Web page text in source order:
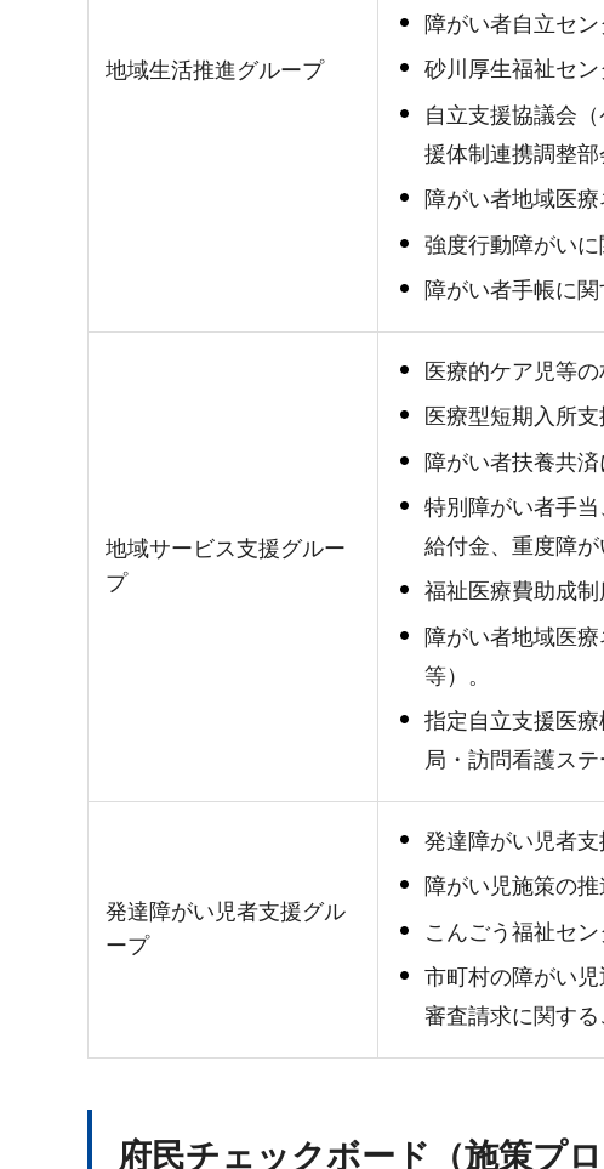
地域生活推進グループ
障がい者自立セン
砂川厚生福祉セン
自立支援協議会
援体制連携調整部
障がい者地域医
強度行動障がいに
障がい者手帳に関
地域サービス支援グルー
プ
医療的ケア児等の
医療型短期入所
障がい者扶養共済
特別障がい者手
給付金、重度障が
福祉医療費助成制
障がい者地域医
等）。
指定自立支援医
局・訪問看護ステ
発達障がい児者支援グル
ープ
発達障がい児者支
障がい児施策の推
こんごう福祉セン
市町村の障がい
審査請求に関する
府民チェックボード（施策プ